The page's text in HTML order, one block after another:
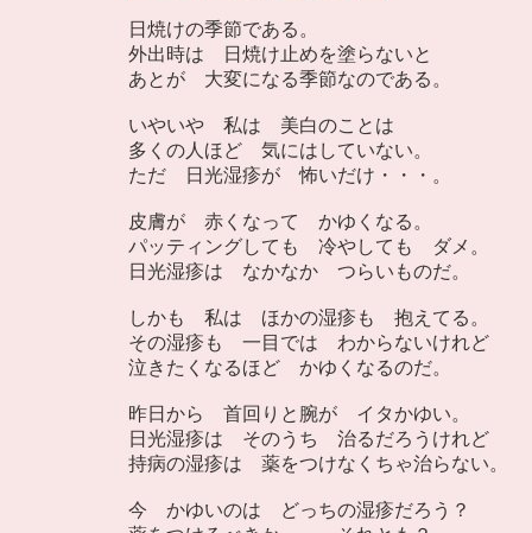
日焼けの季節である。
外出時は 日焼け止めを塗らないと
あとが 大変になる季節なのである。
いやいや 私は 美白のことは
多くの人ほど 気にはしていない。
ただ 日光湿疹が 怖いだけ・・・。
皮膚が 赤くなって かゆくなる。
パッティングしても 冷やしても ダメ。
日光湿疹は なかなか つらいものだ。
しかも 私は ほかの湿疹も 抱えてる。
その湿疹も 一目では わからないけれど
泣きたくなるほど かゆくなるのだ。
昨日から 首回りと腕が イタかゆい。
日光湿疹は そのうち 治るだろうけれど
持病の湿疹は 薬をつけなくちゃ治らない。
今 かゆいのは どっちの湿疹だろう？